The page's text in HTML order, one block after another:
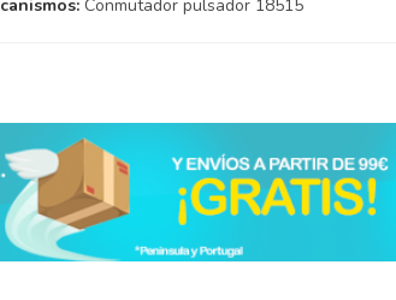
Conmutador pulsador 18515